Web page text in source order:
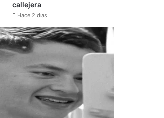
callejera
Hace 2 días